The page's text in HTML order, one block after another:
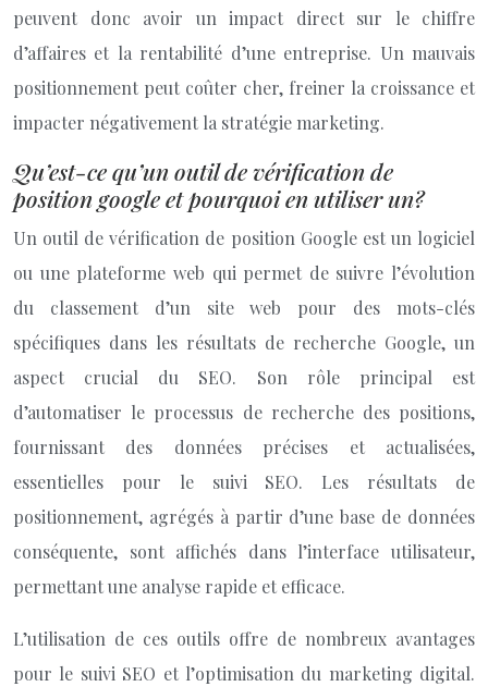
peuvent donc avoir un impact direct sur le chiffre
d’affaires et la rentabilité d’une entreprise. Un mauvais
positionnement peut coûter cher, freiner la croissance et
impacter négativement la stratégie marketing.
Qu’est-ce qu’un outil de vérification de
position google et pourquoi en utiliser un?
Un outil de vérification de position Google est un logiciel
ou une plateforme web qui permet de suivre l’évolution
du classement d’un site web pour des mots-clés
spécifiques dans les résultats de recherche Google, un
aspect crucial du SEO. Son rôle principal est
d’automatiser le processus de recherche des positions,
fournissant des données précises et actualisées,
essentielles pour le suivi SEO. Les résultats de
positionnement, agrégés à partir d’une base de données
conséquente, sont affichés dans l’interface utilisateur,
permettant une analyse rapide et efficace.
L’utilisation de ces outils offre de nombreux avantages
pour le suivi SEO et l’optimisation du marketing digital.